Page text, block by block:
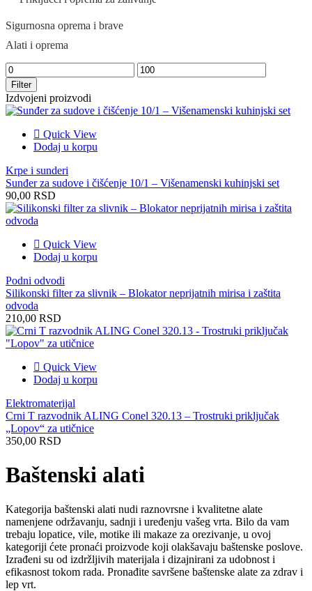
Sigurnosna oprema i brave
Alati i oprema
Filter
Izdvojeni proizvodi
Quick View
Dodaj u korpu
Krpe i sunderi
Sunđer za sudove i čišćenje 10/1 – Višenamenski kuhinjski set
90,00 RSD
Quick View
Dodaj u korpu
Podni odvodi
Silikonski filter za slivnik – Blokator neprijatnih mirisa i zaštita
odvoda
210,00 RSD
Quick View
Dodaj u korpu
Elektromaterijal
Crni T razvodnik ALING Conel 320.13 – Trostruki priključak
„Lopov“ za utičnice
350,00 RSD
Baštenski alati
Kategorija baštenski alati nudi raznovrsne i kvalitetne alate
namenjene održavanju, sadnji i uređenju vašeg vrta. Bilo da vam
trebaju lopatice, vile, motike ili makaze za orezivanje, u ovoj
kategoriji ćete pronaći proizvode koji olakšavaju baštenske poslove.
Izrađeni su od izdržljivih materijala i dizajnirani za udobnost i
efikasnost tokom rada. Pronađite savršene baštenske alate za zdrav i
lep vrt.